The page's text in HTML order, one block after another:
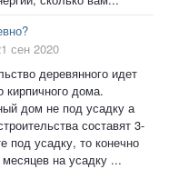
сен 2020
деревянного идет
кирпичного дома.
дом не под усадку а
составят 3-
под усадку, то конечно
на усадку ...